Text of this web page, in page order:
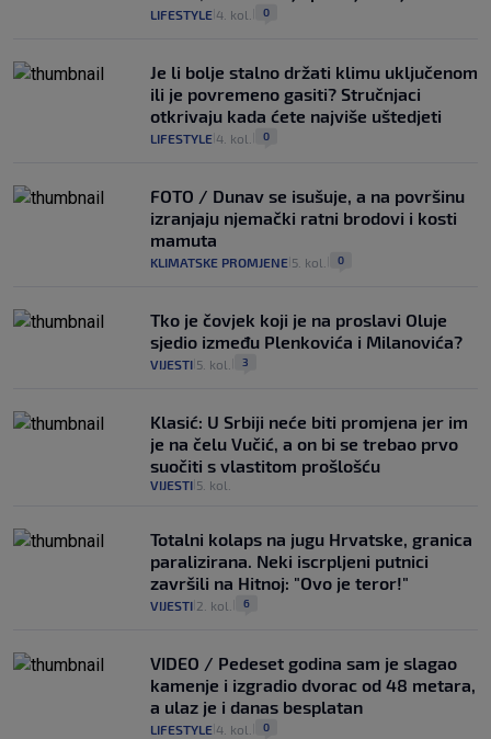
LIFESTYLE 4. kol. 0
Je li bolje stalno držati klimu uključenom
ili je povremeno gasiti? Stručnjaci
otkrivaju kada ćete najviše uštedjeti
LIFESTYLE 4. kol. 0
FOTO / Dunav se isušuje, a na površinu
izranjaju njemački ratni brodovi i kosti
mamuta
KLIMATSKE PROMJENE 5. kol. 0
Tko je čovjek koji je na proslavi Oluje
sjedio između Plenkovića i Milanovića?
VIJESTI 5. kol. 3
Klasić: U Srbiji neće biti promjena jer im
je na čelu Vučić, a on bi se trebao prvo
suočiti s vlastitom prošlošću
VIJESTI 5. kol.
Totalni kolaps na jugu Hrvatske, granica
paralizirana. Neki iscrpljeni putnici
završili na Hitnoj: "Ovo je teror!"
VIJESTI 2. kol. 6
VIDEO / Pedeset godina sam je slagao
kamenje i izgradio dvorac od 48 metara,
a ulaz je i danas besplatan
LIFESTYLE 4. kol. 0